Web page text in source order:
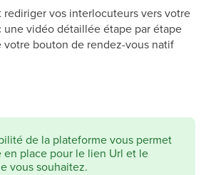
vos interlocuteurs vers votre
une vidéo détaillée étape par étape
votre bouton de rendez-vous natif
de la plateforme vous permet
en place pour le lien Url et le
vous souhaitez.